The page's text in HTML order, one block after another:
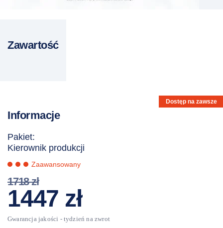
Zawartość
Dostęp na zawsze
Informacje
Pakiet:
Kierownik produkcji
Zaawansowany
1718zł
Pierwotna
1447 złAktualna